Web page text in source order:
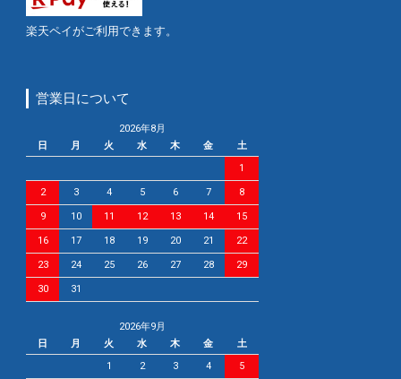
楽天ペイがご利用できます。
営業日について
2026年8月
日
月 火 水 木 金
土
1
2 3 4 5 6 7 8
9 10 11 12 13 14 15
16 17 18 19 20 21 22
23 24 25 26 27 28 29
30 31
2026年9月
日
月 火 水 木 金
土
1
2 3 4 5